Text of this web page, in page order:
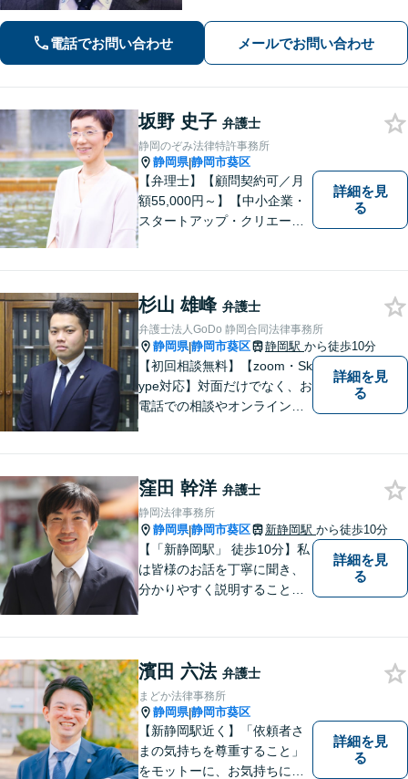
す。地域密着型の法律事務所
電話でお問い合わせ メールでお問い合わせ
坂野 史子 弁護士
静岡のぞみ法律特許事務所
静岡県|静岡市葵区
【弁理士】【顧問契約可／月
額55,000円～】【中小企業・
スタートアップ・クリエータ
標、著作権、不正競争防止法
の専門知識・経験豊富」「リ
ーガルフォースの高精度契約
書チェック」
詳細を見
る
杉山 雄峰 弁護士
弁護士法人GoDo 静岡合同法律事務所
静岡県|静岡市葵区 静岡駅 から徒歩10分
【初回相談無料】【zoom・Sk
ype対応】対面だけでなく、お
電話での相談やオンライン相
だける最善の解決を目指しま
す。【ウェブ予約システムで
迅速な対応】
詳細を見
る
窪田 幹洋 弁護士
静岡法律事務所
静岡県|静岡市葵区 新静岡駅 から徒歩10分
【「新静岡駅」 徒歩10分】私
は皆様のお話を丁寧に聞き、
分かりやすく説明することを
す。 どんな些細なことでも結
構ですので、お気軽にご相談
ください。
詳細を見
る
濱田 六法 弁護士
まどか法律事務所
静岡県|静岡市葵区
【新静岡駅近く】「依頼者さ
まの気持ちを尊重すること」
をモットーに、お気持ちに寄
詳細を見
る